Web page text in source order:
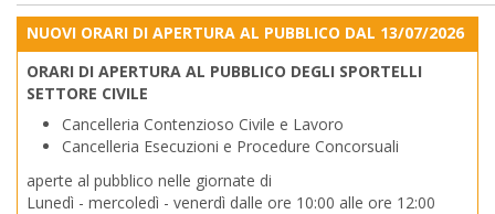
NUOVI ORARI DI APERTURA AL PUBBLICO DAL 13/07/2026
ORARI DI APERTURA AL PUBBLICO DEGLI SPORTELLI
SETTORE CIVILE
Cancelleria Contenzioso Civile e Lavoro
Cancelleria Esecuzioni e Procedure Concorsuali
aperte al pubblico nelle giornate di
Lunedì - mercoledì - venerdì dalle ore 10:00 alle ore 12:00